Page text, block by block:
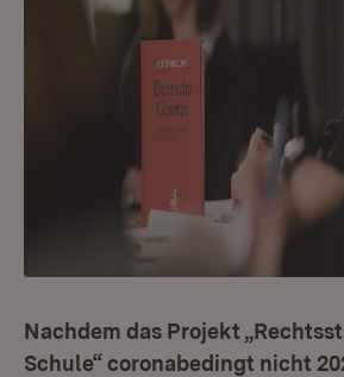
Nachdem das Projekt
Schule“ coronabedingt nicht